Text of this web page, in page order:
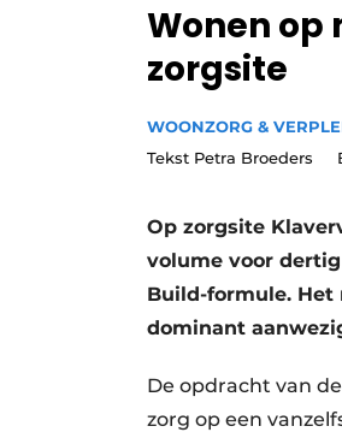
Nieuwsbrief
Podcasts
Privacy /
Vacature
Wonen
zorgsite
WOONZORG &
Tekst Petra Broeders
Op zorgsite
volume voor
Build-formule.
dominant
De opdracht van
zorg op een